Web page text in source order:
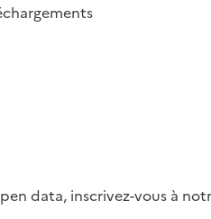
data, inscrivez-vous à